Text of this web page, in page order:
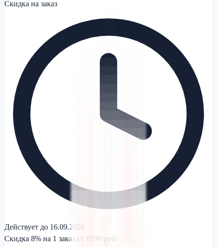
Скидка на заказ
Действует до 16.09.2026
Скидка 8% на 1 заказ от 6590 руб.